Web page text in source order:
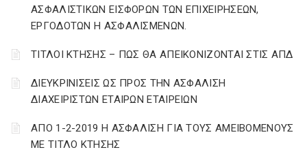
ΑΣΦΑΛΙΣΤΙΚΩΝ ΕΙΣΦΟΡΩΝ ΤΩΝ ΕΠΙΧΕΙΡΗΣΕΩΝ,
ΕΡΓΟΔΟΤΩΝ Η ΑΣΦΑΛΙΣΜΕΝΩΝ.
ΤΙΤΛΟΙ ΚΤΗΣΗΣ – ΠΩΣ ΘΑ ΑΠΕΙΚΟΝΙΖΟΝΤΑΙ ΣΤΙΣ ΑΠΔ
ΔΙΕΥΚΡΙΝΙΣΕΙΣ ΩΣ ΠΡΟΣ ΤΗΝ ΑΣΦΑΛΙΣΗ
ΔΙΑΧΕΙΡΙΣΤΩΝ ΕΤΑΙΡΩΝ ΕΤΑΙΡΕΙΩΝ
ΑΠΟ 1-2-2019 Η ΑΣΦΑΛΙΣΗ ΓΙΑ ΤΟΥΣ ΑΜΕΙΒΟΜΕΝΟΥΣ
ΜΕ ΤΙΤΛΟ ΚΤΗΣΗΣ